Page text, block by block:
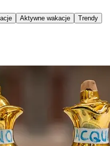
Aktywne wakacje
Trendy